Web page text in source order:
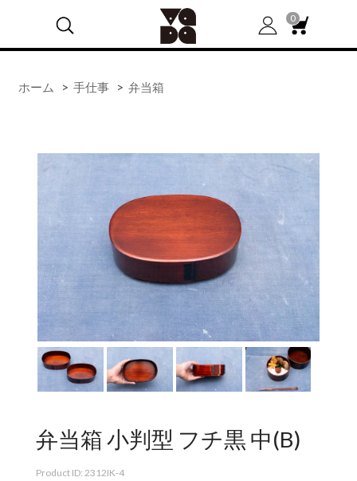
0
ホーム > 手仕事 > 弁当箱
弁当箱 小判型 フチ黒 中(B)
Product ID: 2312IK-4